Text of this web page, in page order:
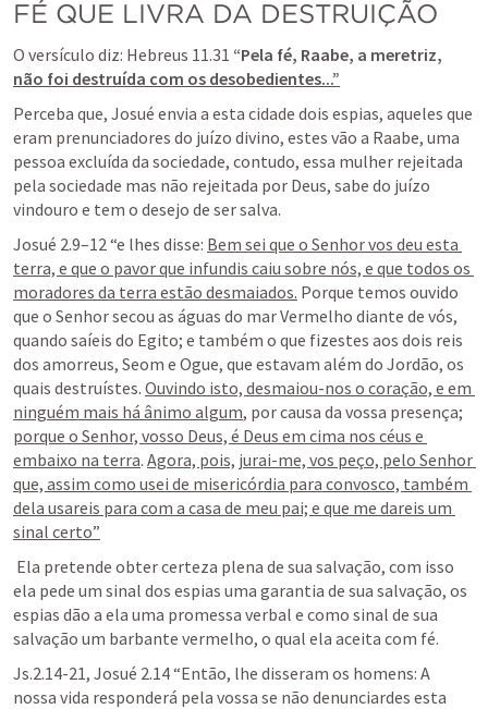
FÉ QUE LIVRA DA DESTRUIÇÃO
O versículo diz: Hebreus 11.31
não foi destruída com os desobedientes...”
Perceba que, Josué envia a esta cidade dois espias, aqueles que
eram prenunciadores do juízo divino, estes vão a Raabe, uma
pessoa excluída da sociedade, contudo, essa mulher rejeitada
pela sociedade mas não rejeitada por Deus, sabe do juízo
vindouro e tem o desejo de ser salva.
Josué 2.9–12 “e lhes disse: Bem sei que o Senhor vos deu esta
terra, e que o pavor que infundis caiu sobre nós, e que todos os
moradores da terra estão desmaiados. Porque temos ouvido
que o Senhor secou as águas do mar Vermelho diante de vós,
quando saíeis do Egito; e também o que fizestes aos dois reis
dos amorreus, Seom e Ogue, que estavam além do Jordão, os
quais destruístes. Ouvindo isto, desmaiou-nos o coração, e em
ninguém mais há ânimo algum
porque o Senhor, vosso Deus, é Deus em cima nos céus e
embaixo na terra. Agora, pois, jurai-me, vos peço, pelo Senhor
que, assim como usei de misericórdia para convosco, também
dela usareis para com a casa de meu pai; e que me dareis um
sinal certo”
ela pede um sinal dos espias uma garantia de sua salvação, os
espias dão a ela uma promessa verbal e como sinal de sua
salvação um barbante vermelho, o qual ela aceita com fé.
Js.2.14-21, Josué 2.14 “Então, lhe disseram os homens: A
nossa vida responderá pela vossa se não denunciardes esta